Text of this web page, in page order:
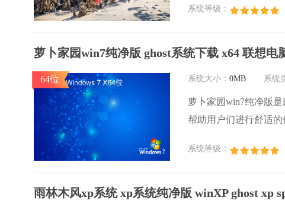
系统 sp3 系统下载，有
系统等级：
萝卜家园win7纯净版 ghost系统下载 x64 联想电
64位 系统大小： 0MB 系统
萝卜家园win7纯净版
帮助用户们进行舒适
系统等级：
雨林木风xp系统 xp系统纯净版 winXP ghost xp